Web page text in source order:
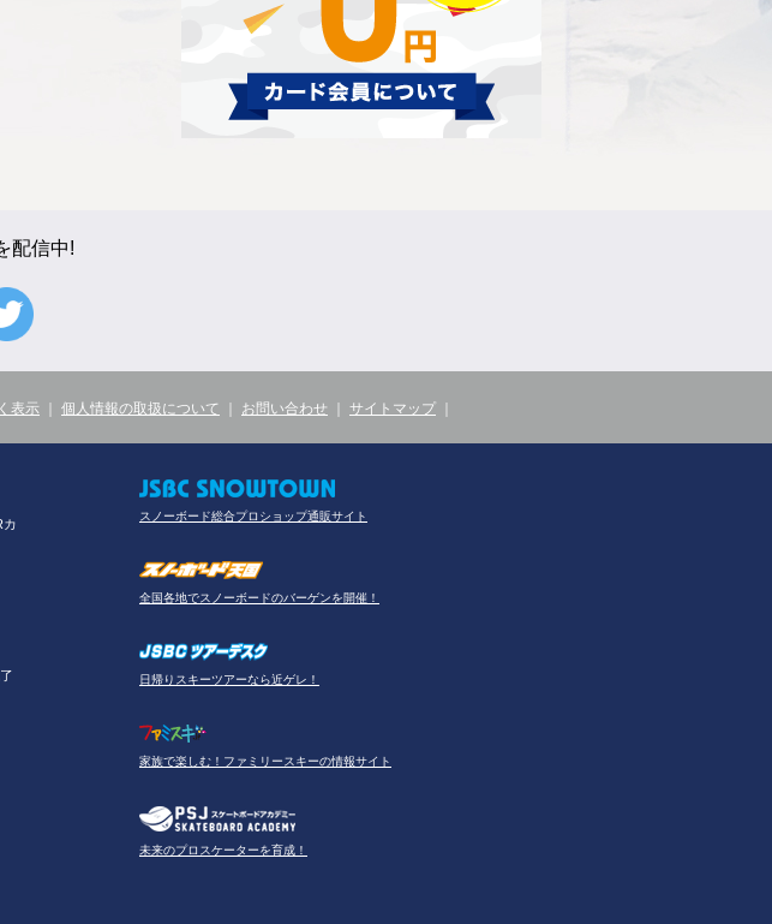
配信中!
表示 個人情報の取扱について お問い合わせ サイトマップ
スノーボード総合プロショップ通販サイト
全国各地でスノーボードのバーゲンを開催！
日帰りスキーツアーなら近ゲレ！
家族で楽しむ！ファミリースキーの情報サイト
未来のプロスケーターを育成！
カ